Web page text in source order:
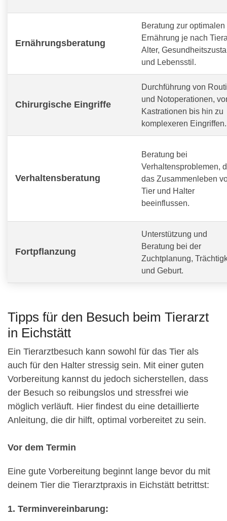
Ernährungsberatung
Beratung zur optimalen
Ernährung je nach
Alter,
und Lebensstil.
Chirurgische Eingriffe
Durchführung von
und Notoperationen,
Kastrationen bis hin zu
komplexeren Eingriffen.
Verhaltensberatung
Beratung bei
Verhaltensproblemen,
das Zusammenleben
Tier und Halter
beeinflussen.
Fortpflanzung
Unterstützung und
Beratung bei der
Zuchtplanung,
und Geburt.
Tipps für den Besuch beim Tierarzt
in Eichstätt
Ein Tierarztbesuch kann sowohl für das Tier als
auch für den Halter stressig sein. Mit einer guten
Vorbereitung kannst du jedoch sicherstellen, dass
der Besuch so reibungslos und stressfrei wie
möglich verläuft. Hier findest du eine detaillierte
Anleitung, die dir hilft, optimal vorbereitet zu sein.
Vor dem Termin
Eine gute Vorbereitung beginnt lange bevor du mit
deinem Tier die Tierarztpraxis in Eichstätt betrittst:
1. Terminvereinbarung: